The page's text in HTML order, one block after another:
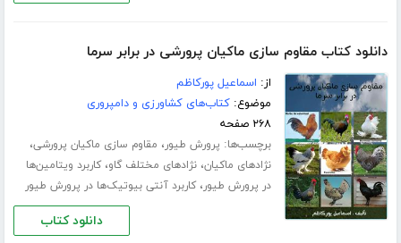
دانلود کتاب مقاوم سازی ماکیان پرورشی در برابر سرما
از: اسماعیل پورکاظم
موضوع:کتاب‌های کشاورزی و دامپروری
۲۶۸ صفحه
برچسب‌ها: پرورش طیور، مقاوم سازی ماکیان پرورشی،
نژادهای ماکیان،نژادهای مختلف گاو،کاربرد ویتامین‌ها
در پرورش طیور،کاربرد آنتی بیوتیک‌ها در پرورش طیور
دانلود کتاب